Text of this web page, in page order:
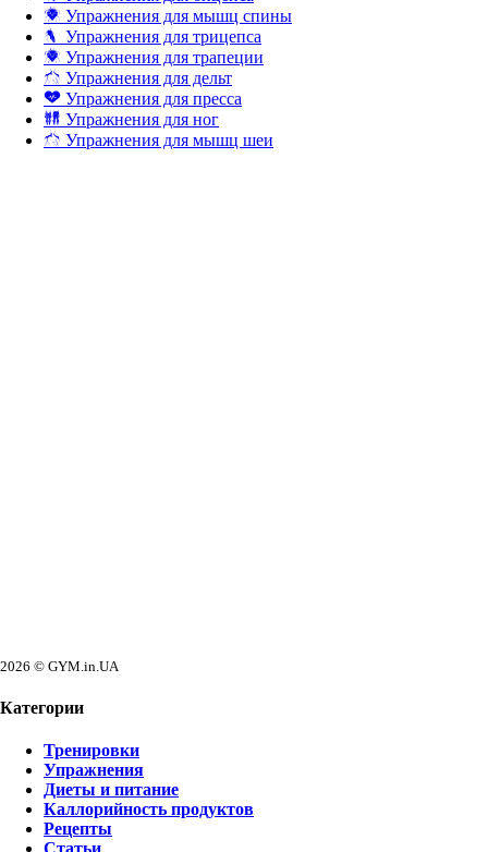
Упражнения для мышц спины
Упражнения для трицепса
Упражнения для трапеции
Упражнения для дельт
Упражнения для пресса
Упражнения для ног
Упражнения для мышц шеи
2026 © GYM.in.UA
Категории
Тренировки
Упражнения
Диеты и питание
Каллорийность продуктов
Рецепты